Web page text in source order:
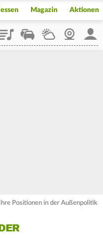
Magazin Aktionen
StaupilotWetterWebcam
Positionen in der Außenpolitik